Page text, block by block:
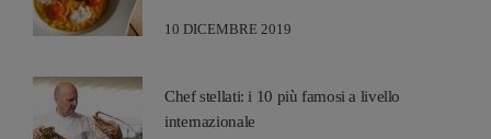
10 DICEMBRE 2019
Chef stellati: i 10 più famosi a livello
internazionale